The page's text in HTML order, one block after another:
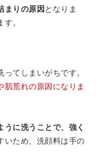
まりの原因 となりま
。
てしまいがちです。
荒れの原因になりま
に洗うことで、強く
いため、洗顔料は手の